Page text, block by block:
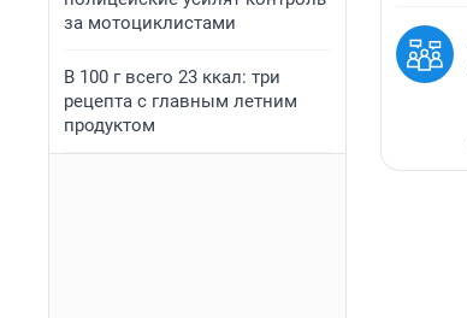
за мотоциклистами
В 100 г всего 23 ккал: три
рецепта с главным летним
продуктом